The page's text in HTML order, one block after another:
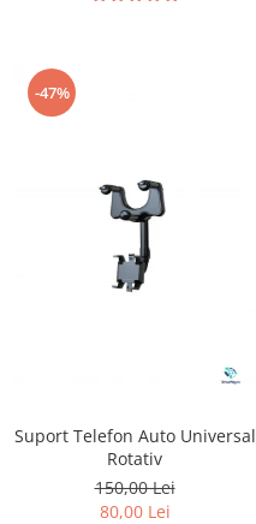
-47%
Suport Telefon Auto Universal
Rotativ
150,00 Lei
80,00 Lei